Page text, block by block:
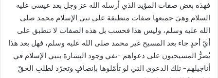
فهذه بعض صفات المؤيد الذي أرسله الله عز وجل بعد عيسى عليه
السلام وهيَ جميعها صفات منطبقة على نبي الإسلام محمد صلى
الله عليه وسلم، وليس هذا فحسب بل هذه الصفات لا تنطبق على
أيّ أحدٍ جاء بعد المسيح غير محمد صلى الله عليه وسلم، فهل بعد هذا
يُصرُّ المسيحيون على دعواهم -نفي وجود البشارة بنبي الإسلام في
أناجيلهم- تلك الدعوى التي لو تأمّلوها بإنصافٍ وتجرّد لطلبِ الحقّ